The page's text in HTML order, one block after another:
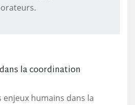
la coordination
humains dans la